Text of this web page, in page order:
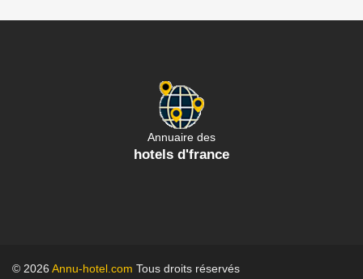
Annuaire des
hotels d'france
© 2026 Annu-hotel.com Tous droits réservés